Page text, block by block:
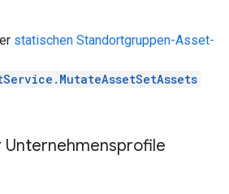
statischen Standortgruppen-Asset-